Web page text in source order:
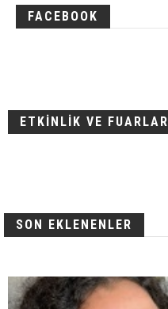
FACEBOOK
ETKİNLİK VE FUARLAR
SON EKLENENLER